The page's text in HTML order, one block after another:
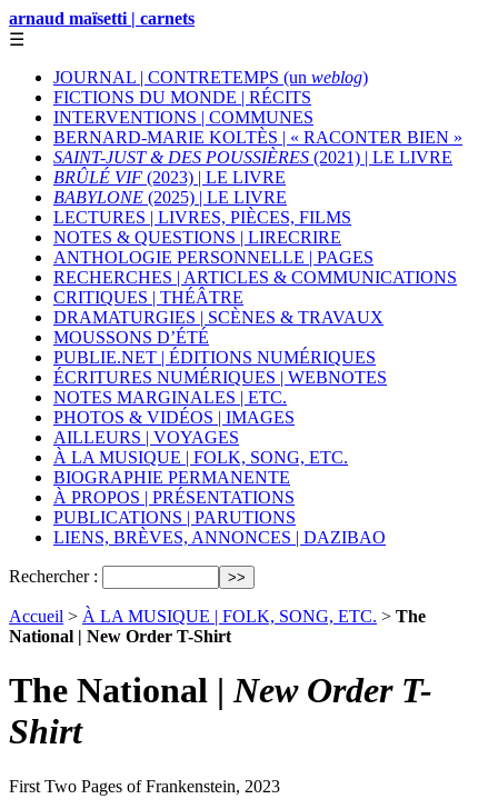
arnaud maïsetti | carnets
☰
JOURNAL | CONTRETEMPS (un weblog)
FICTIONS DU MONDE | RÉCITS
INTERVENTIONS | COMMUNES
BERNARD-MARIE KOLTÈS | « RACONTER BIEN »
SAINT-JUST & DES POUSSIÈRES (2021) | LE LIVRE
BRÛLÉ VIF (2023) | LE LIVRE
BABYLONE (2025) | LE LIVRE
LECTURES | LIVRES, PIÈCES, FILMS
NOTES & QUESTIONS | LIRECRIRE
ANTHOLOGIE PERSONNELLE | PAGES
RECHERCHES | ARTICLES & COMMUNICATIONS
CRITIQUES | THÉÂTRE
DRAMATURGIES | SCÈNES & TRAVAUX
MOUSSONS D’ÉTÉ
PUBLIE.NET | ÉDITIONS NUMÉRIQUES
ÉCRITURES NUMÉRIQUES | WEBNOTES
NOTES MARGINALES | ETC.
PHOTOS & VIDÉOS | IMAGES
AILLEURS | VOYAGES
À LA MUSIQUE | FOLK, SONG, ETC.
BIOGRAPHIE PERMANENTE
À PROPOS | PRÉSENTATIONS
PUBLICATIONS | PARUTIONS
LIENS, BRÈVES, ANNONCES | DAZIBAO
Rechercher :
Accueil > À LA MUSIQUE | FOLK, SONG, ETC. > The
National | New Order T-Shirt
The National |New Order T-
Shirt
First Two Pages of Frankenstein, 2023